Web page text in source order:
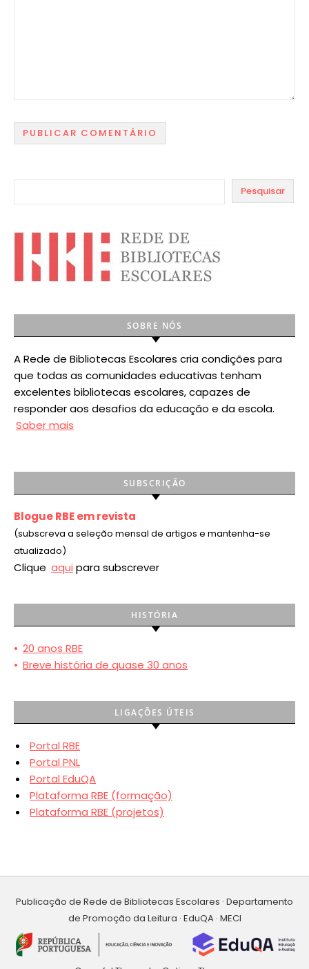
Pesquisar
SOBRE NÓS
A Rede de Bibliotecas Escolares cria condições para
que todas as comunidades educativas tenham
excelentes bibliotecas escolares, capazes de
responder aos desafios da educação e da escola.
Saber mais
SUBSCRIÇÃO
Blogue RBE em revista
(subscreva a seleção mensal de artigos e mantenha-se
atualizado)
Clique aqui para subscrever
HISTÓRIA
• 20 anos RBE
• Breve história de quase 30 anos
LIGAÇÕES ÚTEIS
Portal RBE
Portal PNL
Portal EduQA
Plataforma RBE (formação)
Plataforma RBE (projetos)
Publicação de Rede de Bibliotecas Escolares · Departamento
de Promoção da Leitura · EduQA · MECI